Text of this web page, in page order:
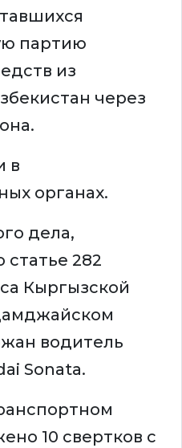
партию
из
через
в
органах.
дела,
статье 282
Кыргызской
водитель
Sonata.
10 свертков с